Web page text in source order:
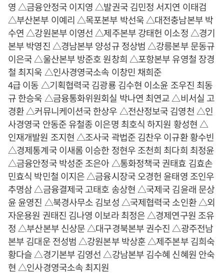
영 △금융안정국 이지영 △발권국 김민정 서지연 이태검
△부산본부 이예리 △목포본부 박선욱 △대전충남본부 박
수연 △강원본부 이영선 △제주본부 강태헌 이소정 △경기
본부 박영진 △경남본부 양성규 정상범 △강릉본부 문동규
이은국 △울산본부 방준호 원창희 △포항본부 유영철 장경
철 최지욱 △인사경영국소속 이창민 채희준
4급 이동 △기획협력국 김광룡 김수현 이소윤 조우진 최동
규 한승욱 △금융통화위원회실 박나연 최연교 △비서실 고
경환 △커뮤니케이션국 한상우 △전산정보국 김영천 △인
사경영국 안동준 유철종 이은명 최호식 하지원 황성현 △
인재개발원 조지현 △조사국 곽법준 김찬우 이규환 황수빈
△경제통계국 이새롬 이승한 정현우 조천희 최다희 최정윤
△금융안정국 박성준 조은아 △통화정책국 권태효 김효손
민효식 박민철 이지은 △금융시장국 오경헌 윤태영 조인우
추명삼 △금융결제국 고태호 송상현 △국제국 김윤래 문상
윤 윤영진 △북경사무소 김보성 △국제협력국 소인환 △외
자운용원 권태진 김나영 이보라 최정은 △경제연구원 조유
정 △부산본부 신상문 △대구경북본부 권수진 △광주전남
본부 김대운 전성범 △강원본부 박상훈 △제주본부 김희숙
황다슬 △경기본부 김영선 △강남본부 김수혜 신혜원 안숙
현 △인사경영국소속 최지원